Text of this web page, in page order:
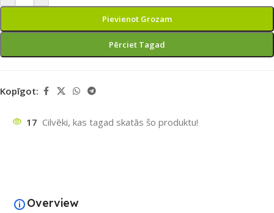
Pievienot Grozam
Pērciet Tagad
Kopīgot:
17 Cilvēki, kas tagad skatās šo produktu!
Overview